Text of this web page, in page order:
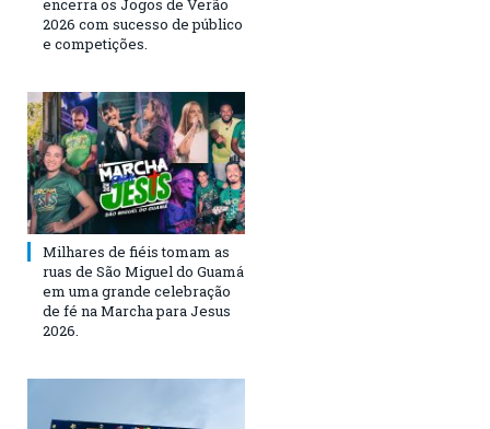
encerra os Jogos de Verão
2026 com sucesso de público
e competições.
Milhares de fiéis tomam as
ruas de São Miguel do Guamá
em uma grande celebração
de fé na Marcha para Jesus
2026.